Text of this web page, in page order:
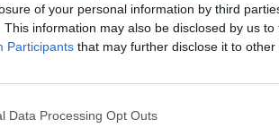
of your personal information by third
This information may also be disclosed by us
Participants that may further disclose it to other
Data Processing Opt Outs
körútjára, aki csak ment
a dohányt.Egyetlen alkalommal
aki lehetett vagy hat-hét éves,
volt belé. Ám mikor meghallotta,
alá, és nem mozdult. Hiába volt